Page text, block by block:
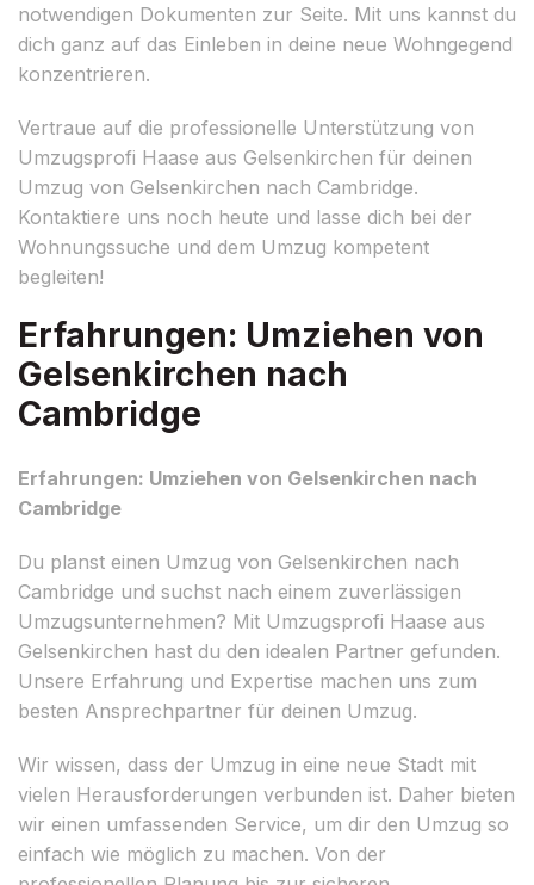
notwendigen Dokumenten zur Seite. Mit uns kannst du
dich ganz auf das Einleben in deine neue Wohngegend
konzentrieren.
Vertraue auf die professionelle Unterstützung von
Umzugsprofi Haase aus Gelsenkirchen für deinen
Umzug von Gelsenkirchen nach Cambridge.
Kontaktiere uns noch heute und lasse dich bei der
Wohnungssuche und dem Umzug kompetent
begleiten!
Erfahrungen: Umziehen von
Gelsenkirchen nach
Cambridge
Erfahrungen: Umziehen von Gelsenkirchen nach
Cambridge
Du planst einen Umzug von Gelsenkirchen nach
Cambridge und suchst nach einem zuverlässigen
Umzugsunternehmen? Mit Umzugsprofi Haase aus
Gelsenkirchen hast du den idealen Partner gefunden.
Unsere Erfahrung und Expertise machen uns zum
besten Ansprechpartner für deinen Umzug.
Wir wissen, dass der Umzug in eine neue Stadt mit
vielen Herausforderungen verbunden ist. Daher bieten
wir einen umfassenden Service, um dir den Umzug so
einfach wie möglich zu machen. Von der